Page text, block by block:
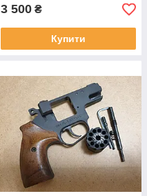
3 500 ₴
Купити